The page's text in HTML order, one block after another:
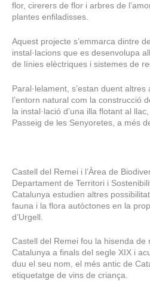
flor, cirerers de flor i arbres de
plantes enfiladisses.
Aquest projecte s’emmarca dintre
instal·lacions que es desenvolupa
de línies elèctriques i sistemes de
Paral·lelament, s’estan duent
l’entorn natural com la construcció
la instal·lació d’una illa flotant al
Passeig de les Senyoretes, a més
Castell del Remei i l’Àrea de
Departament de Territori i
Catalunya estudien altres
fauna i la flora autòctones en la
d’Urgell.
Castell del Remei fou la hisenda de
Catalunya a finals del segle XIX i
duu el seu nom, el més antic de
etiquetatge de vins de criança.